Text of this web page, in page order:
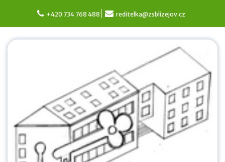
content
+420 734 768 488 reditelka@zsblizejov.cz